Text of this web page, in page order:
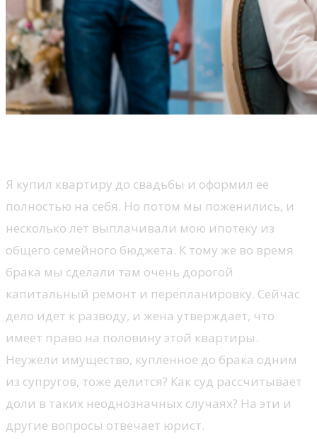
Я купил квартиру до свадьбы и оформил ее
полностью на себя. Но потом мы поженились, и
несколько лет выплачивали мою ипотеку из
общего семейного бюджета. К тому же во время
брака мы сделали там очень дорогой
капитальный ремонт и перепланировку. Сейчас
дело идет к разводу, и жена утверждает, что
имеет право на половину этой квартиры.
Неужели имущество, купленное до брака одним
из супругов, тоже делится? Как суд рассчитывает
доли в таких неоднозначных случаях? На эти и
другие вопросы отвечает юрист.